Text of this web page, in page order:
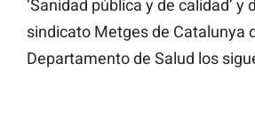
‘Sanidad pública y de calidad’ y
sindicato Metges de Catalunya
Departamento de Salud los